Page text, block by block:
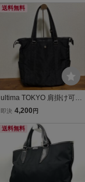
ロゴ サフィアーノレザー
大容量 多収納 メンズ ネイ
送料無料
ultima TOKYO 肩掛け可
A4収納 ウルティマトーキ
ン レザー 黒 ブラック ビ
ジネスバッグ
即決 4,200 円
送料無料